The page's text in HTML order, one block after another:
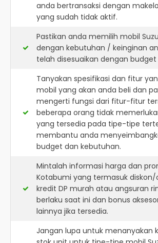
anda bertransaksi dengan
yang sudah tidak aktif.
Pastikan anda memilih mobil
dengan kebutuhan / keinginan
telah disesuaikan dengan budget
Tanyakan spesifikasi dan fitur
mobil yang akan anda beli dan
mengerti fungsi dari fitur-fitur
beberapa orang tidak
yang tersedia pada tipe-tipe
membantu anda
budget dan kebutuhan.
Mintalah informasi harga dan
Kotabumi yang termasuk
kredit DP murah atau angsuran
berlaku saat ini dan bonus
lainnya jika tersedia.
Jangan lupa untuk menanyakan